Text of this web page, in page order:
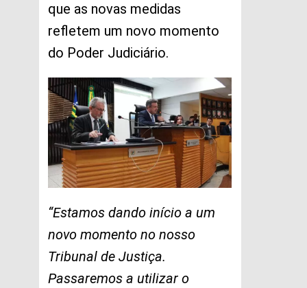
que as novas medidas
refletem um novo momento
do Poder Judiciário.
“Estamos dando início a um
novo momento no nosso
Tribunal de Justiça.
Passaremos a utilizar o